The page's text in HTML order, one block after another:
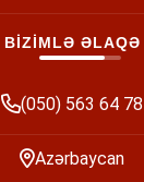
BİZİMLƏ ƏLAQƏ
(050) 563 64 78
Azərbaycan